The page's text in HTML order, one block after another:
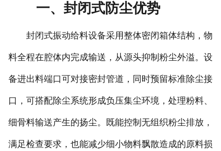
一、封闭式防尘优势
封闭式振动给料设备采用整体密闭箱体结构，物
料全程在腔体内完成输送，从源头抑制粉尘外溢。设
备进出料端口可对接密封管道，同时预留标准除尘接
口，可搭配除尘系统形成负压集尘环境，处理粉料、
细骨料输送产生的扬尘。既能控制无组织粉尘排放，
满足检查要求，也能减少细小物料飘散造成的原料损